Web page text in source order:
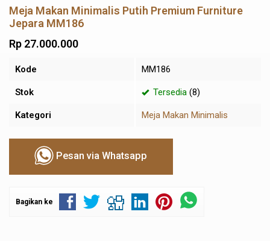
Meja Makan Minimalis Putih Premium Furniture
Jepara MM186
Rp 27.000.000
Kode MM186
Stok Tersedia (8)
Kategori Meja Makan Minimalis
Pesan via Whatsapp
Bagikan ke